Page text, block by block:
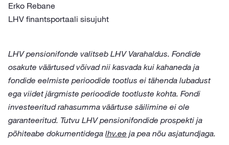
Erko Rebane
LHV finantsportaali sisujuht
LHV pensionifonde valitseb LHV Varahaldus. Fondide
osakute väärtused võivad nii kasvada kui kahaneda ja
fondide eelmiste perioodide tootlus ei tähenda lubadust
ega viidet järgmiste perioodide tootluste kohta. Fondi
investeeritud rahasumma väärtuse säilimine ei ole
garanteeritud. Tutvu LHV pensionifondide prospekti ja
põhiteabe dokumentidega lhv.ee ja pea nõu asjatundjaga.